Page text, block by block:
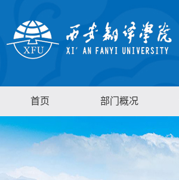
首页 部门概况